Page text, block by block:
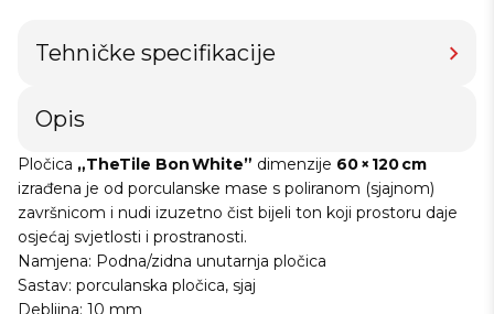
Tehničke specifikacije
Opis
Pločica „TheTile Bon White” dimenzije 60 × 120 cm
izrađena je od porculanske mase s poliranom (sjajnom)
završnicom i nudi izuzetno čist bijeli ton koji prostoru daje
osjećaj svjetlosti i prostranosti.
Namjena: Podna/zidna unutarnja pločica
Sastav: porculanska pločica, sjaj
Debljina: 10 mm